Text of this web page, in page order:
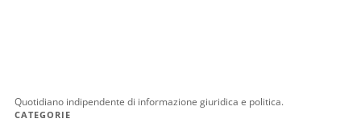
Quotidiano indipendente di informazione giuridica e politica.
CATEGORIE